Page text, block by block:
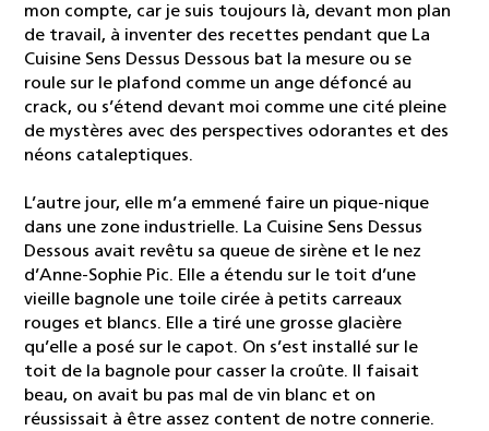
mon compte, car je suis toujours là, devant mon plan
de travail, à inventer des recettes pendant que La
Cuisine Sens Dessus Dessous bat la mesure ou se
roule sur le plafond comme un ange défoncé au
crack, ou s’étend devant moi comme une cité pleine
de mystères avec des perspectives odorantes et des
néons cataleptiques.
L’autre jour, elle m’a emmené faire un pique-nique
dans une zone industrielle. La Cuisine Sens Dessus
Dessous avait revêtu sa queue de sirène et le nez
d’Anne-Sophie Pic. Elle a étendu sur le toit d’une
vieille bagnole une toile cirée à petits carreaux
rouges et blancs. Elle a tiré une grosse glacière
qu’elle a posé sur le capot. On s’est installé sur le
toit de la bagnole pour casser la croûte. Il faisait
beau, on avait bu pas mal de vin blanc et on
réussissait à être assez content de notre connerie.